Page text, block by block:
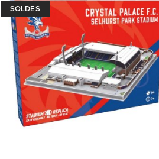
SOLDES